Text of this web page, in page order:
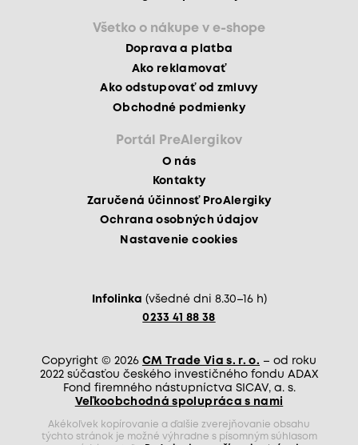
Všetko o nákupe v e-shope
Doprava a platba
Ako reklamovať
Ako odstupovať od zmluvy
Obchodné podmienky
Portál PreAlergikov
O nás
Kontakty
Zaručená účinnosť ProAlergiky
Ochrana osobných údajov
Nastavenie cookies
Infolinka (všedné dni 8.30–16 h)
0233 41 88 38
Copyright © 2026 CM Trade Via s. r. o. – od roku
2022 súčasťou českého investičného fondu ADAX
Fond firemného nástupníctva SICAV, a. s.
Veľkoobchodná spolupráca s nami
Akékoľvek kopírovanie a ďalšie zverejňovanie obsahu
týchto stránok je možné výhradne s písomným súhlasom